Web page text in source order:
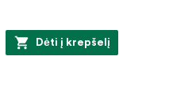
Dėti į krepšelį